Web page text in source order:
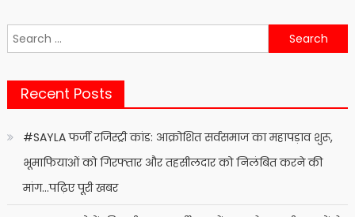
Search
for:
Recent Posts
#SAYLA फर्जी रजिस्ट्री कांड: आक्रोशित सर्वसमाज का महापड़ाव शुरू,
भूमाफियाओं को गिरफ्तार और तहसीलदार को निलंबित करने की
मांग…पढ़िए पूरी खबर